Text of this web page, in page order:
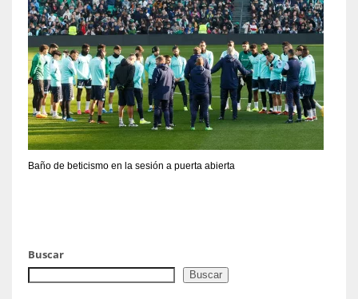
Baño de beticismo en la sesión a puerta abierta
Buscar
Buscar